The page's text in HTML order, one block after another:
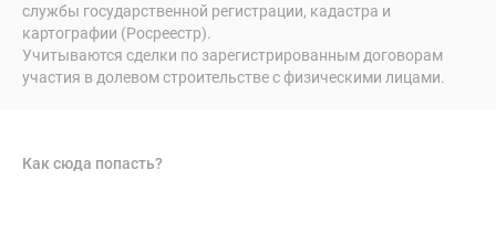
службы государственной регистрации, кадастра и
картографии (Росреестр).
Учитываются сделки по зарегистрированным договорам
участия в долевом строительстве с физическими лицами.
Как сюда попасть?